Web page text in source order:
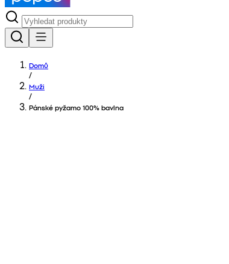
Domů
/
Muži
/
Pánské pyžamo 100% bavlna